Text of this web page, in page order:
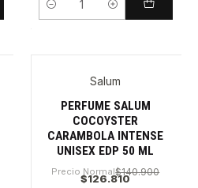
Cantidad
Salum
PERFUME SALUM
COCOYSTER
CARAMBOLA INTENSE
UNISEX EDP 50 ML
Precio Normal$140.900
$126.810